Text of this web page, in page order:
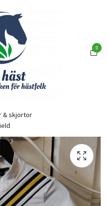
0
& skjortor